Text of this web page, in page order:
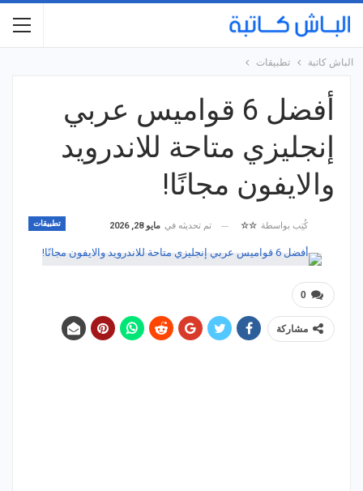
الباش كاتبة تطبيقات
أفضل 6 قواميس عربي
إنجليزي متاحة للاندرويد
والايفون مجانًا!
تطبيقات كُتِب بواسطة ☆☆ تم تحديثه في مايو 28, 2026
0
مشاركة